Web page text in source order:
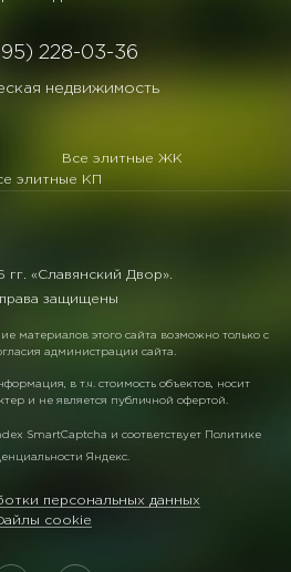
228-03-36
недвижимость
Все элитные ЖК
элитные КП
гг. «Славянский Двор».
защищены
материалов этого сайта возможно только с
администрации сайта.
в т.ч. стоимость объектов, носит
и не является публичной офертой.
SmartCaptcha и соответствует Политике
Яндекс.
персональных данных
cookie